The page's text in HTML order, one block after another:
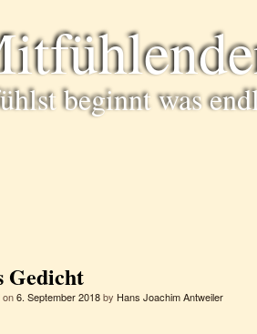
beginnt was
Gedicht
on6. September 2018by Hans Joachim Antweiler